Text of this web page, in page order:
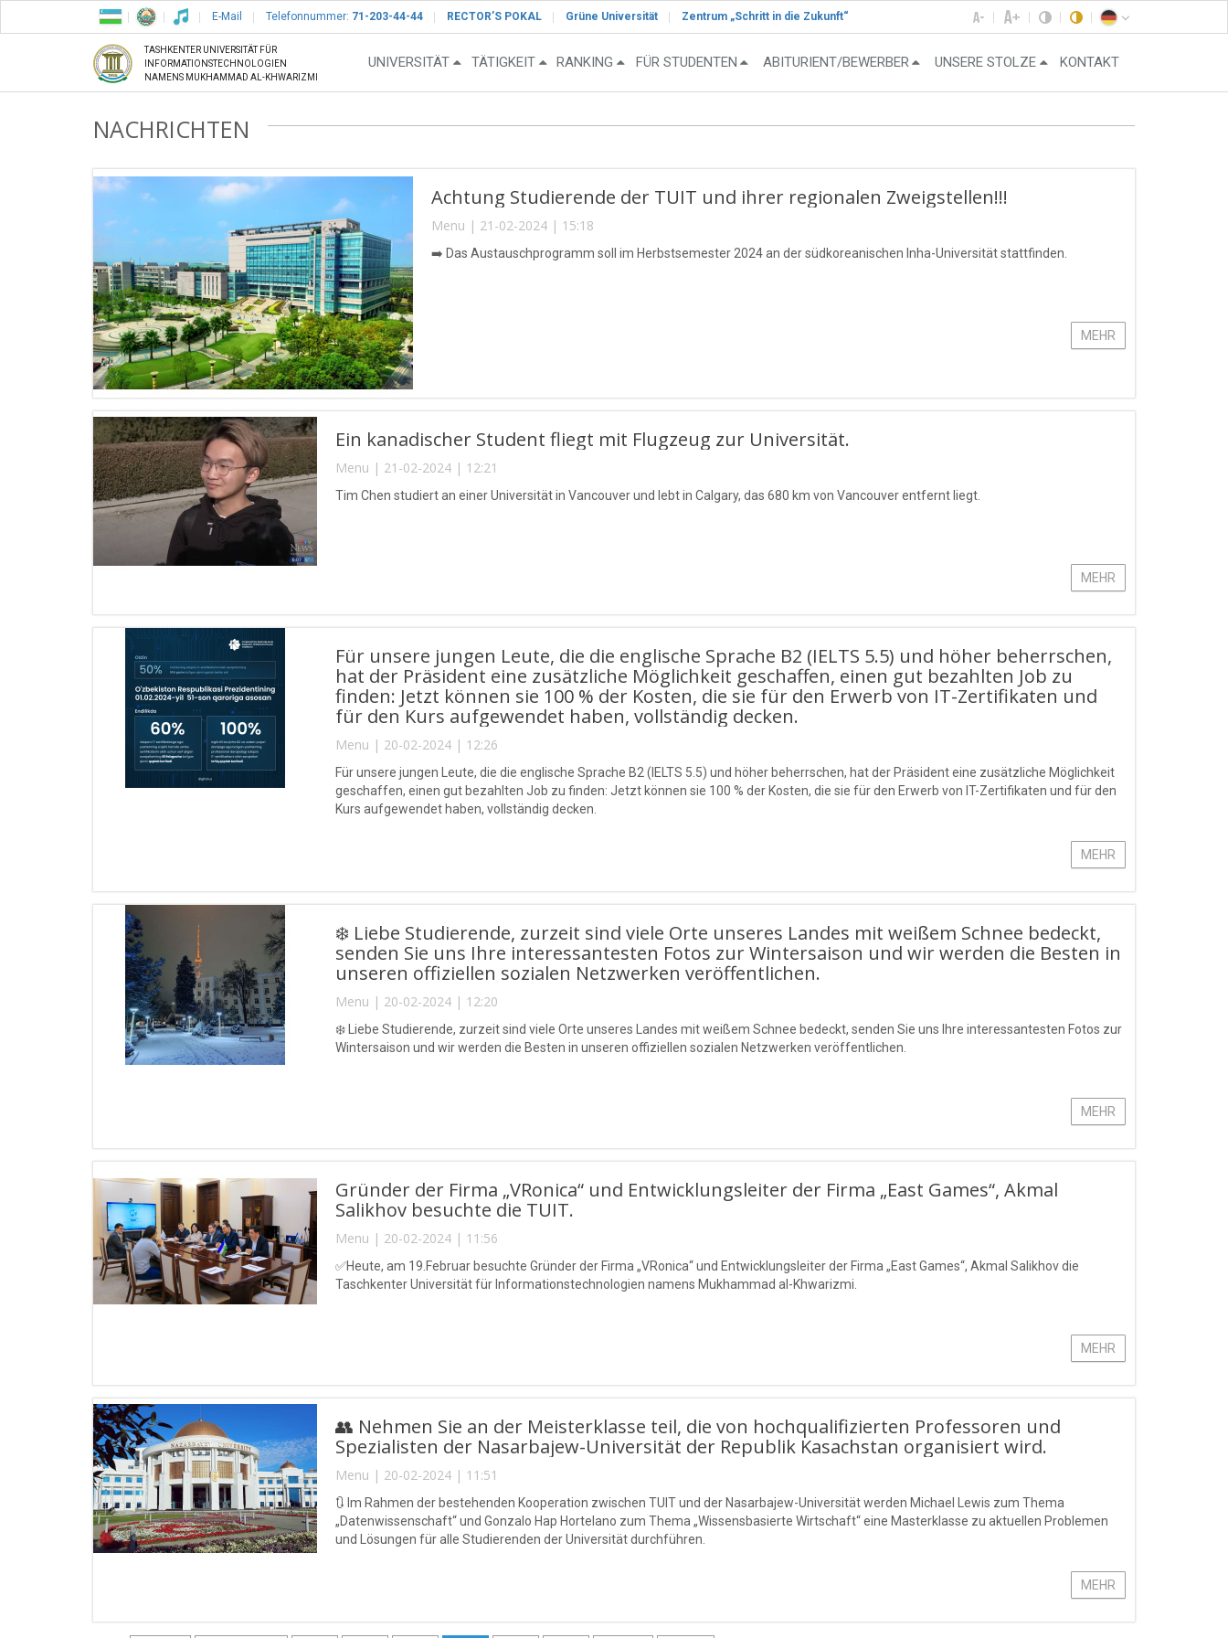
E-Mail Telefonnummer: 71-203-44-44 RECTOR’S POKAL Grüne Universität Zentrum „Schritt in die Zukunft“
TASHKENTER UNIVERSITÄT FÜR
INFORMATIONSTECHNOLOGIEN
NAMENS MUKHAMMAD AL-KHWARIZMI
UNIVERSITÄT TÄTIGKEIT RANKING FÜR STUDENTEN ABITURIENT/BEWERBER UNSERE STOLZE KONTAKT
NACHRICHTEN
Achtung Studierende der TUIT und ihrer regionalen Zweigstellen!!!
Menu | 21-02-2024 | 15:18
➡️ Das Austauschprogramm soll im Herbstsemester 2024 an der südkoreanischen Inha-Universität stattfinden.
MEHR
Ein kanadischer Student fliegt mit Flugzeug zur Universität.
Menu | 21-02-2024 | 12:21
Tim Chen studiert an einer Universität in Vancouver und lebt in Calgary, das 680 km von Vancouver entfernt liegt.
MEHR
Für unsere jungen Leute, die die englische Sprache B2 (IELTS 5.5) und höher beherrschen,
hat der Präsident eine zusätzliche Möglichkeit geschaffen, einen gut bezahlten Job zu
finden: Jetzt können sie 100 % der Kosten, die sie für den Erwerb von IT-Zertifikaten und
für den Kurs aufgewendet haben, vollständig decken.
Menu | 20-02-2024 | 12:26
Für unsere jungen Leute, die die englische Sprache B2 (IELTS 5.5) und höher beherrschen, hat der Präsident eine zusätzliche Möglichkeit
geschaffen, einen gut bezahlten Job zu finden: Jetzt können sie 100 % der Kosten, die sie für den Erwerb von IT-Zertifikaten und für den
Kurs aufgewendet haben, vollständig decken.
MEHR
❄️ Liebe Studierende, zurzeit sind viele Orte unseres Landes mit weißem Schnee bedeckt,
senden Sie uns Ihre interessantesten Fotos zur Wintersaison und wir werden die Besten in
unseren offiziellen sozialen Netzwerken veröffentlichen.
Menu | 20-02-2024 | 12:20
❄️ Liebe Studierende, zurzeit sind viele Orte unseres Landes mit weißem Schnee bedeckt, senden Sie uns Ihre interessantesten Fotos zur
Wintersaison und wir werden die Besten in unseren offiziellen sozialen Netzwerken veröffentlichen.
MEHR
Gründer der Firma „VRonica“ und Entwicklungsleiter der Firma „East Games“, Akmal
Salikhov besuchte die TUIT.
Menu | 20-02-2024 | 11:56
✅Heute, am 19.Februar besuchte Gründer der Firma „VRonica“ und Entwicklungsleiter der Firma „East Games“, Akmal Salikhov die
Taschkenter Universität für Informationstechnologien namens Mukhammad al-Khwarizmi.
MEHR
👥 Nehmen Sie an der Meisterklasse teil, die von hochqualifizierten Professoren und
Spezialisten der Nasarbajew-Universität der Republik Kasachstan organisiert wird.
Menu | 20-02-2024 | 11:51
🔃 Im Rahmen der bestehenden Kooperation zwischen TUIT und der Nasarbajew-Universität werden Michael Lewis zum Thema
„Datenwissenschaft“ und Gonzalo Hap Hortelano zum Thema „Wissensbasierte Wirtschaft“ eine Masterklasse zu aktuellen Problemen
und Lösungen für alle Studierenden der Universität durchführen.
MEHR